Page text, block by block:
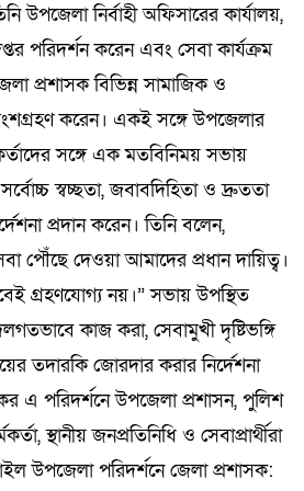
উপজেলা নির্বাহী অফিসারের কার্যালয়,
পরিদর্শন করেন এবং সেবা কার্যক্রম
প্রশাসক বিভিন্ন সামাজিক ও
করেন। একই সঙ্গে উপজেলার
সঙ্গে এক মতবিনিময় সভায়
স্বচ্ছতা, জবাবদিহিতা ও দ্রুততা
প্রদান করেন। তিনি বলেন,
পৌঁছে দেওয়া আমাদের প্রধান দায়িত্ব।
গ্রহণযোগ্য নয়।” সভায় উপস্থিত
কাজ করা, সেবামুখী দৃষ্টিভঙ্গি
তদারকি জোরদার করার নির্দেশনা
এ পরিদর্শনে উপজেলা প্রশাসন, পুলিশ
স্থানীয় জনপ্রতিনিধি ও সেবাপ্রার্থীরা
উপজেলা পরিদর্শনে জেলা প্রশাসক: